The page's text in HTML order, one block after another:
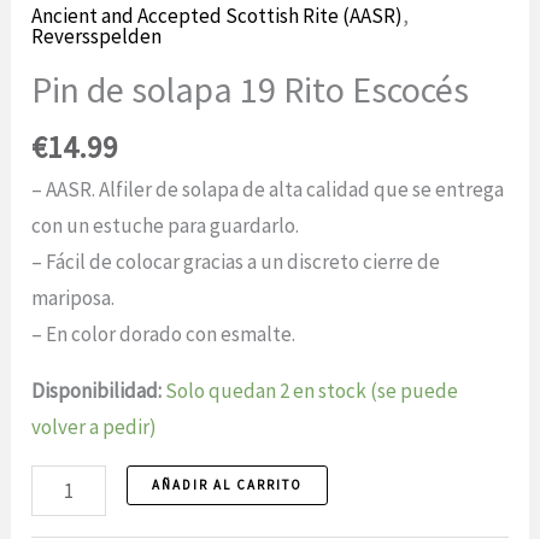
Ancient and Accepted Scottish Rite (AASR),
Reversspelden
Pin de solapa 19 Rito Escocés
€14.99
– AASR. Alfiler de solapa de alta calidad que se entrega
con un estuche para guardarlo.
– Fácil de colocar gracias a un discreto cierre de
mariposa.
– En color dorado con esmalte.
Disponibilidad:Solo quedan 2 en stock (se puede
volver a pedir)
Broche
de
AÑADIR AL CARRITO